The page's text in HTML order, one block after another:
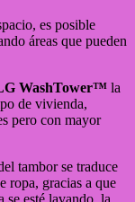
es posible
áreas que pueden
WashTower™ la
de vivienda,
pero con mayor
tambor se traduce
ropa, gracias a que